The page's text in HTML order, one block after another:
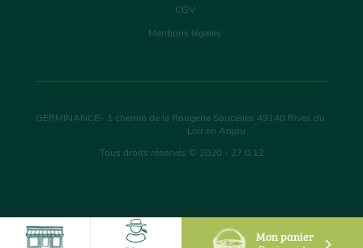
Mon panier
CGV
Mentions légales
GERMINANCE- 1 chemin de la Rougerie Soucelles 49140 Rives du
Loir en Anjou
Tous droits réservés © 2020 - 27.0.12